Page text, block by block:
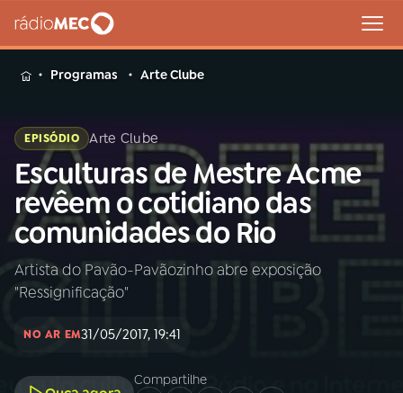
MENU
Buscar
na
Rádio
MEC
Buscar
Início AO VIVO
INÍCIO
A RÁDIO
Programas Arte Clube
EPISÓDIO Arte Clube
Esculturas de Mestre Acme
revêem o cotidiano das
comunidades do Rio
Artista do Pavão-Pavãozinho abre exposição
"Ressignificação"
NO AR EM31/05/2017, 19:41
Compartilhe